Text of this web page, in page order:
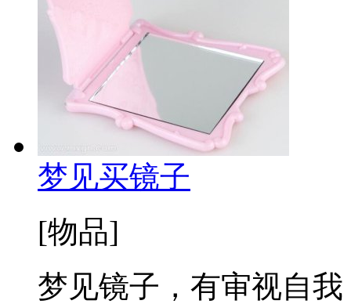
梦见买镜子
[物品]
梦见镜子，有审视自